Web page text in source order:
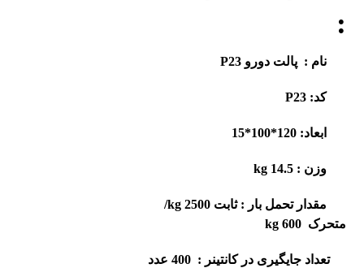
:
نام : پالت دوروP23
کد:P23
ابعاد:120*100*15
وزن :
14.5 kg
مقدار تحمل بار : ثابت kg 2500
/
متحرک 600 kg
تعداد جایگیری در کانتینر : 400 عدد